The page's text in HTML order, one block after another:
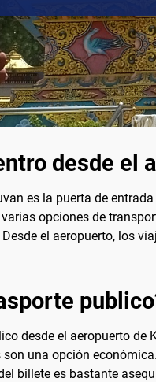
desde el
es la puerta de
opciones de
el aeropuerto, los
desde el aeropuerto
una opción
billete es bastante